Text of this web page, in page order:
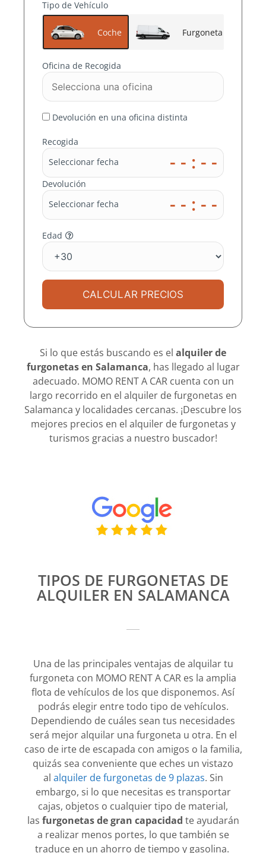
AS BARATAS
EN
SALAMANC
A
ocupamos de buscar el mejor precio
en miles de destinos para ti
Tipo de Vehículo
Coche Furgoneta
Oficina de Recogida
Devolución en una oficina distinta
Recogida
Seleccionar fecha
- - : - -
Devolución
Seleccionar fecha
- - : - -
Edad
CALCULAR PRECIOS
Si lo que estás buscando es el alquiler de
furgonetas en Salamanca, has llegado al lugar
adecuado. MOMO RENT A CAR cuenta con un
largo recorrido en el alquiler de furgonetas en
Salamanca y localidades cercanas. ¡Descubre los
mejores precios en el alquiler de furgonetas y
turismos gracias a nuestro buscador!
TIPOS DE FURGONETAS DE
ALQUILER EN SALAMANCA
Una de las principales ventajas de alquilar tu
furgoneta con MOMO RENT A CAR es la amplia
flota de vehículos de los que disponemos. Así
podrás elegir entre todo tipo de vehículos.
Dependiendo de cuáles sean tus necesidades
será mejor alquilar una furgoneta u otra. En el
caso de irte de escapada con amigos o la familia,
quizás sea conveniente que eches un vistazo
al alquiler de furgonetas de 9 plazas. Sin
embargo, si lo que necesitas es transportar
cajas, objetos o cualquier tipo de material,
las furgonetas de gran capacidad te ayudarán
a realizar menos portes, lo que también se
traduce en un ahorro de tiempo y gasolina.